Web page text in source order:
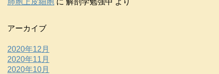
アーカイブ
2020年12月
2020年11月
2020年10月